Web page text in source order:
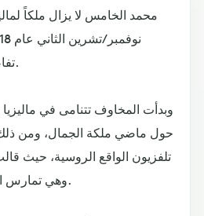
محمد الخامس لا يزال ملكاً
تفاصيله إلى وسائل الإعلام.
وبدأت المخاوف تتنامى في
حول ماضي ملكة الجمال، ومن
تلفزيون الواقع الروسية، حيث
وهي تمارس الجنس في حمام سباحة.